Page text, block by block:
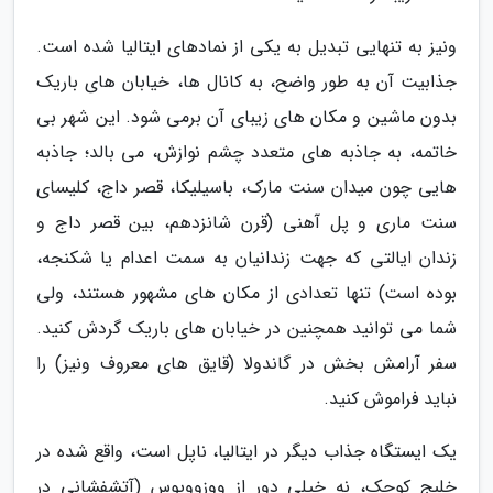
ونیز به تنهایی تبدیل به یکی از نمادهای ایتالیا شده است.
جذابیت آن به طور واضح، به کانال ها، خیابان های باریک
بدون ماشین و مکان های زیبای آن برمی شود. این شهر بی
خاتمه، به جاذبه های متعدد چشم نوازش، می بالد؛ جاذبه
هایی چون میدان سنت مارک، باسیلیکا، قصر داج، کلیسای
سنت ماری و پل آهنی (قرن شانزدهم، بین قصر داج و
زندان ایالتی که جهت زندانیان به سمت اعدام یا شکنجه،
بوده است) تنها تعدادی از مکان های مشهور هستند، ولی
شما می توانید همچنین در خیابان های باریک گردش کنید.
سفر آرامش بخش در گاندولا (قایق های معروف ونیز) را
نباید فراموش کنید.
یک ایستگاه جذاب دیگر در ایتالیا، ناپل است، واقع شده در
خلیج کوچک، نه خیلی دور از ووزوویوس (آتشفشانی در